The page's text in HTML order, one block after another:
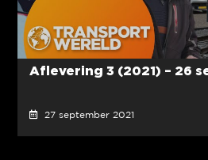
Aflevering 3 (2021) – 26
27 september 2021